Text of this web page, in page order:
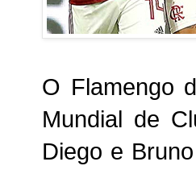
O Flamengo
Mundial de
Diego e